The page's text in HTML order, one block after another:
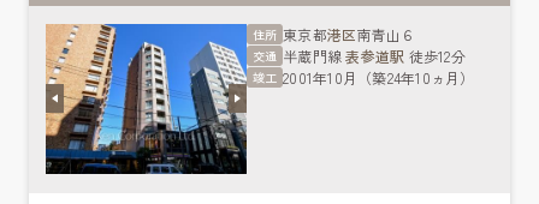
住所 東京都港区南青山６
交通 半蔵門線表参道駅 徒歩12分
竣工 2001年10月（築24年10ヵ月）